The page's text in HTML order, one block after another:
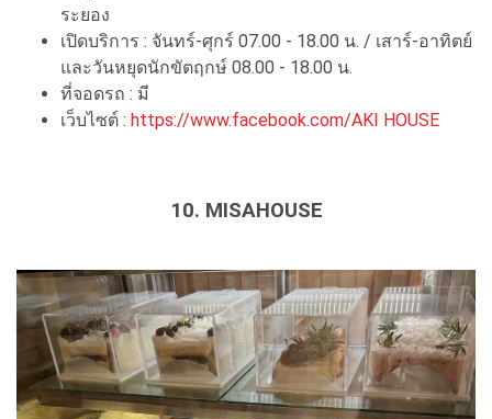
ระยอง
เปิดบริการ : จันทร์-ศุกร์ 07.00 - 18.00 น. / เสาร์-อาทิตย์
และวันหยุดนักขัตฤกษ์ 08.00 - 18.00 น.
ที่จอดรถ : มี
เว็บไซต์ : https://www.facebook.com/AKI HOUSE
10. MISAHOUSE